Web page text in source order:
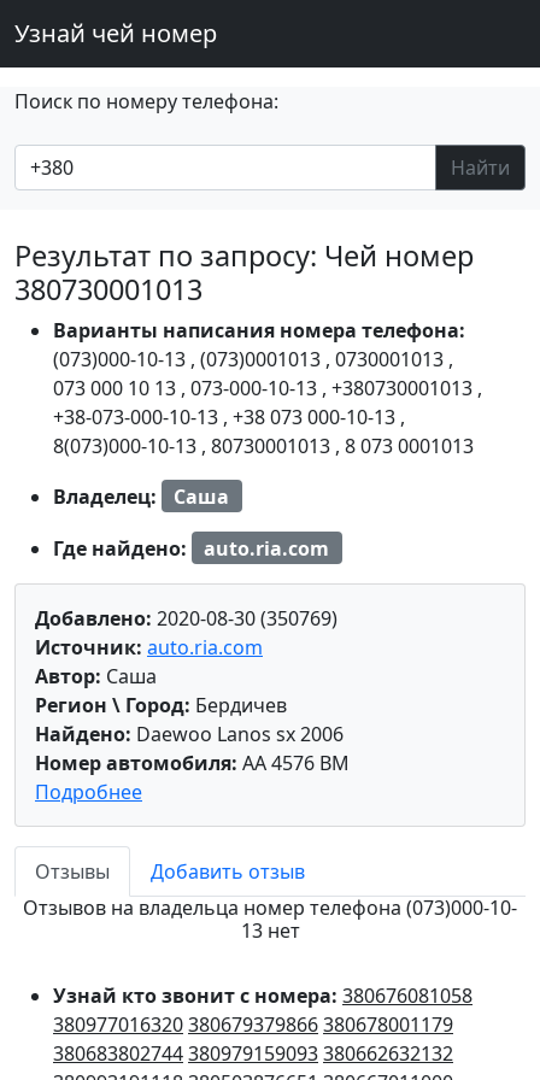
Узнай чей номер
Поиск по номеру телефона:
Найти
Результат по запросу: Чей номер
380730001013
Варианты написания номера телефона:
(073)000-10-13 , (073)0001013 , 0730001013 ,
073 000 10 13 , 073-000-10-13 , +380730001013 ,
+38-073-000-10-13 , +38 073 000-10-13 ,
8(073)000-10-13 , 80730001013 , 8 073 0001013
Владелец:
Саша
Где найдено:
auto.ria.com
Добавлено: 2020-08-30 (350769)
Источник: auto.ria.com
Автор: Саша
Регион \ Город: Бердичев
Найдено: Daewoo Lanos sx 2006
Номер автомобиля: AA 4576 BM
Подробнее
Отзывы
Добавить отзыв
Отзывов на владельца номер телефона (073)000-10-
13 нет
Узнай кто звонит с номера: 380676081058
380977016320380679379866380678001179
380683802744380979159093380662632132